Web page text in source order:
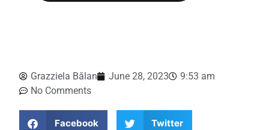
Grazziela Bălan June 28, 2023
9:53 am
No Comments
Facebook Twitter